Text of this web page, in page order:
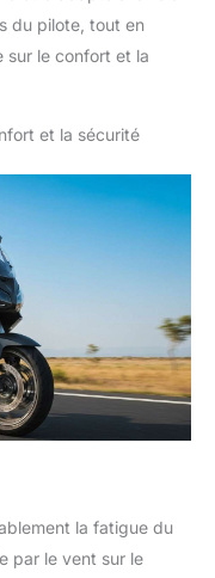
du pilote, tout en
sur le confort et la
et la sécurité
la fatigue du
par le vent sur le